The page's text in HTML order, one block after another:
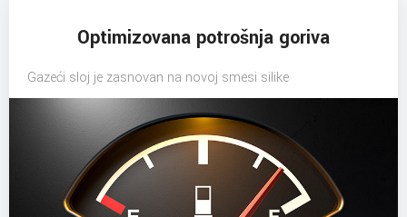
Optimizovana potrošnja goriva
Gazeći sloj je zasnovan na novoj smesi silike